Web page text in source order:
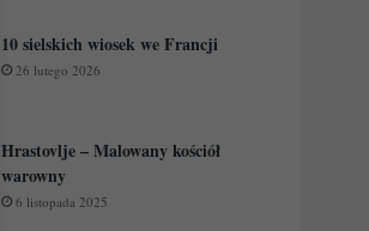
10 sielskich wiosek we Francji
26 lutego 2026
Hrastovlje – Malowany kościół
warowny
6 listopada 2025